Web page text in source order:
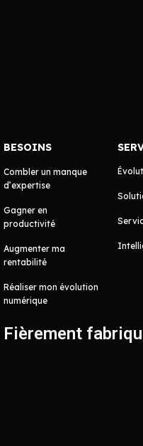
BESOINS
Combler un manque
d’expertise
Gagner en
productivité
Augmenter ma
rentabilité
Réaliser mon évolution
numérique
Fièrement